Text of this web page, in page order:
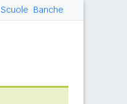
Scuole Banche